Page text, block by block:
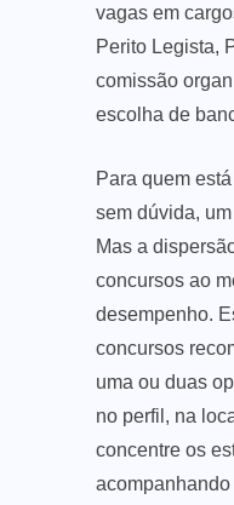
vagas em
Perito Legista,
comissão
escolha de
Para quem
sem dúvida,
Mas a
concursos ao
desempenho.
concursos
uma ou duas
no perfil, na
concentre os